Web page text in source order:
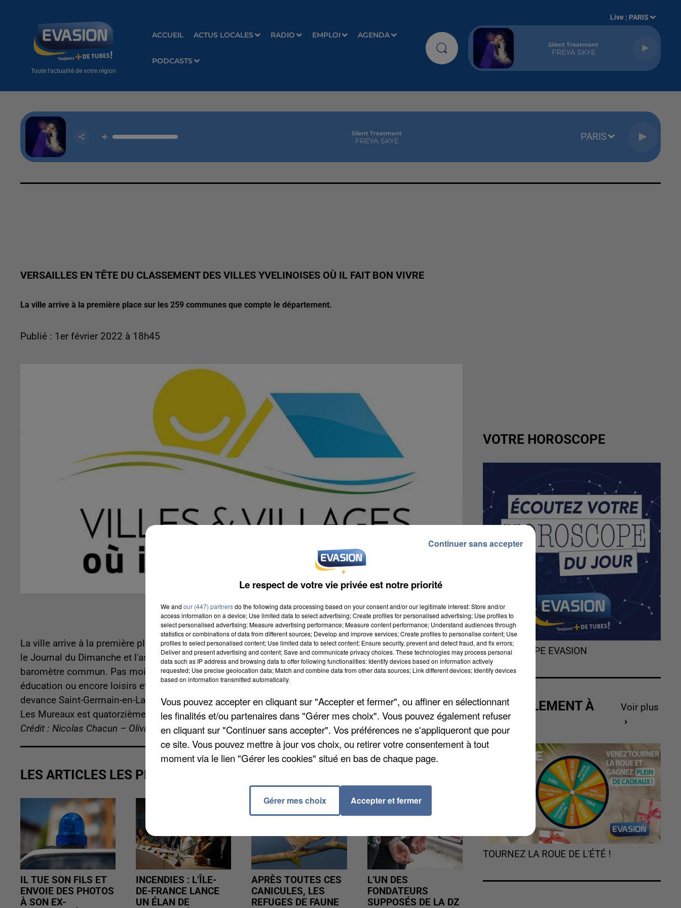
Toute l'actualité de votre région
ACCUEIL ACTUS LOCALES RADIO EMPLOI AGENDA
PODCASTS
Live : PARIS
Silent Treatment
FREYA SKYE
Silent Treatment
FREYA SKYE PARIS
VERSAILLES EN TÊTE DU CLASSEMENT DES VILLES YVELINOISES OÙ IL FAIT BON VIVRE
La ville arrive à la première place sur les 259 communes que compte le département.
Publié : 1er février 2022 à 18h45
La ville arrive à la première place sur les 259 communes que compte le département. Depuis trois ans,
le Journal du Dimanche et l'association des « Villes et villages où il fait bon vivre » publient leur
baromètre commun. Pas moins de 187 critères sont pris en compte : commerces, santé, sports,
éducation ou encore loisirs et sécurité ainsi que l'attractivité immobilière. Dans les Yvelines, Versailles
devance Saint-Germain-en-Laye. Sartrouville complète le podium. Poissy décroche la quatrième place,
Les Mureaux est quatorzième et Mantes-la-Jolie dix-huitième.
Crédit : Nicolas Chacun – Olivier Doyen
LES ARTICLES LES PLUS VUS
IL TUE SON FILS ET
ENVOIE DES PHOTOS
À SON EX-
INCENDIES : L’ÎLE-
DE-FRANCE LANCE
UN ÉLAN DE
APRÈS TOUTES CES
CANICULES, LES
REFUGES DE FAUNE
L’UN DES
FONDATEURS
SUPPOSÉS DE LA DZ
VOTRE HOROSCOPE
L'HOROSCOPE EVASION
ACTUELLEMENT À
GAGNER
Voir plus
TOURNEZ LA ROUE DE L'ÉTÉ !
Le respect de votre vie privée est notre priorité
We and our (447) partnersdo the following data processing based on your consent and/or our legitimate interest: Store and/or
access information on a device; Use limited data to select advertising; Create profiles for personalised advertising; Use profiles to
select personalised advertising; Measure advertising performance; Measure content performance; Understand audiences through
statistics or combinations of data from different sources; Develop and improve services; Create profiles to personalise content; Use
profiles to select personalised content; Use limited data to select content; Ensure security, prevent and detect fraud, and fix errors;
Deliver and present advertising and content; Save and communicate privacy choices. These technologies may process personal
data such as IP address and browsing data to offer following functionalities: Identify devices based on information actively
requested; Use precise geolocation data; Match and combine data from other data sources; Link different devices; Identify devices
based on information transmitted automatically.
Vous pouvez accepter en cliquant sur "Accepter et fermer", ou affiner en sélectionnant
les finalités et/ou partenaires dans "Gérer mes choix". Vous pouvez également refuser
en cliquant sur "Continuer sans accepter". Vos préférences ne s'appliqueront que pour
ce site. Vous pouvez mettre à jour vos choix, ou retirer votre consentement à tout
moment via le lien "Gérer les cookies" situé en bas de chaque page.
Gérer mes choix Accepter et fermer
Continuer sans accepter